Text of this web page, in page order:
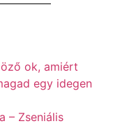
ok, amiért
egy idegen
– Zseniális